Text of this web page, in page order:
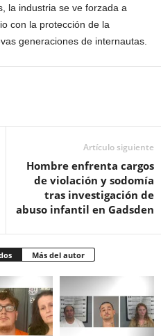
la industria se ve forzada a
con la protección de la
generaciones de internautas.
Artículo siguiente
Hombre enfrenta cargos
de violación y sodomía
tras investigación de
abuso infantil en Gadsden
Más del autor